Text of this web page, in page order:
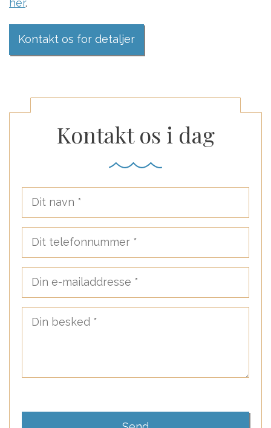
her.
Kontakt os for detaljer
Kontakt os i dag